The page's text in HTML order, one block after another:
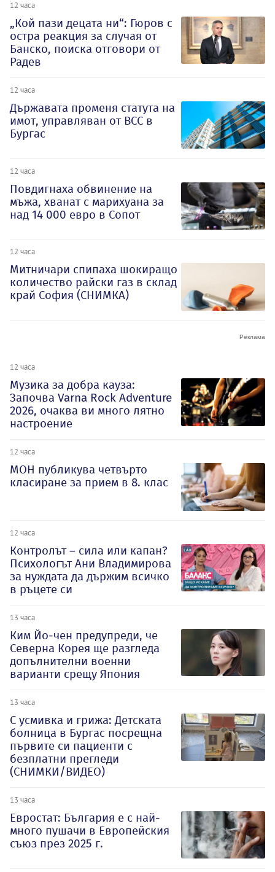
12 часа
„Кой пази децата ни“: Гюров с
остра реакция за случая от
Банско, поиска отговори от
Радев
12 часа
Държавата променя статута на
имот, управляван от ВСС в
Бургас
12 часа
Повдигнаха обвинение на
мъжа, хванат с марихуана за
над 14 000 евро в Сопот
12 часа
Митничари спипаха шокиращо
количество райски газ в склад
край София (СНИМКА)
12 часа
Музика за добра кауза:
Започва Varna Rock Adventure
2026, очаква ви много лятно
настроение
12 часа
МОН публикува четвърто
класиране за прием в 8. клас
12 часа
Контролът – сила или капан?
Психологът Ани Владимирова
за нуждата да държим всичко
в ръцете си
13 часа
Ким Йо-чен предупреди, че
Северна Корея ще разгледа
допълнителни военни
варианти срещу Япония
13 часа
С усмивка и грижа: Детската
болница в Бургас посрещна
първите си пациенти с
безплатни прегледи
(СНИМКИ/ВИДЕО)
13 часа
Евростат: България е с най-
много пушачи в Европейския
съюз през 2025 г.